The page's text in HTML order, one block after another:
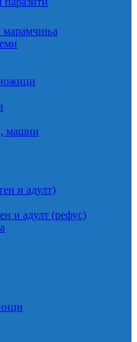
машни
и адулт)
и адулт (рефус)